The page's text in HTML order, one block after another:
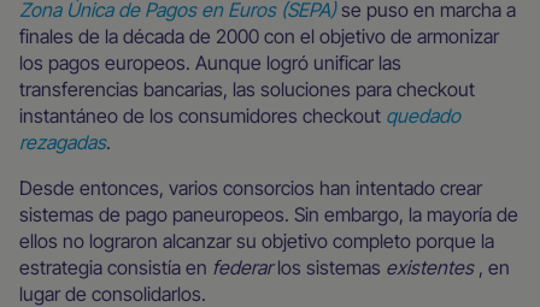
Zona Única de Pagos en Euros (SEPA)se puso en marcha a
finales de la década de 2000 con el objetivo de armonizar
los pagos europeos. Aunque logró unificar las
transferencias bancarias, las soluciones para checkout
instantáneo de los consumidores checkout quedado
rezagadas.
Desde entonces, varios consorcios han intentado crear
sistemas de pago paneuropeos. Sin embargo, la mayoría de
ellos no lograron alcanzar su objetivo completo porque la
estrategia consistía en federarlos sistemas existentes , en
lugar de consolidarlos.